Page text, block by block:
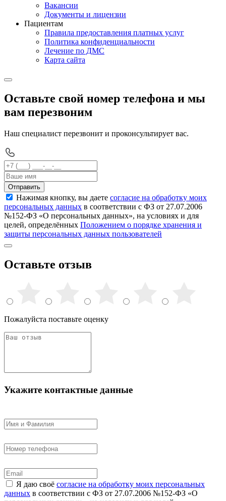
Вакансии
Документы и лицензии
Пациентам
Правила предоставления платных услуг
Политика конфиденциальности
Лечение по ДМС
Карта сайта
Оставьте свой номер телефона и мы
вам перезвоним
Наш специалист перезвонит и проконсультирует вас.
Отправить
Нажимая кнопку, вы даете согласие на обработку моих
персональных данных в соответствии с ФЗ от 27.07.2006
№152-ФЗ «О персональных данных», на условиях и для
целей, определённых Положением о порядке хранения и
защиты персональных данных пользователей
Оставьте отзыв
Пожалуйста поставьте оценку
Укажите контактные данные
Я даю своё согласие на обработку моих персональных
данных в соответствии с ФЗ от 27.07.2006 №152-ФЗ «О